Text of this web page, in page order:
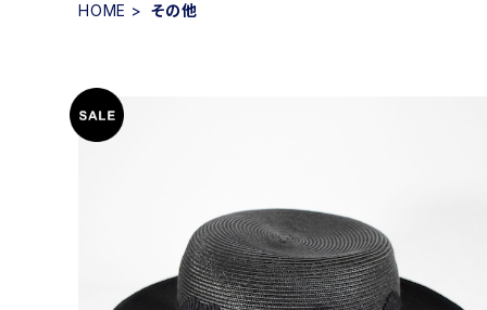
HOME その他
FERUUCCIO VECCHI フェルッチオベッキ レース飾り
ストローハット
¥3,080